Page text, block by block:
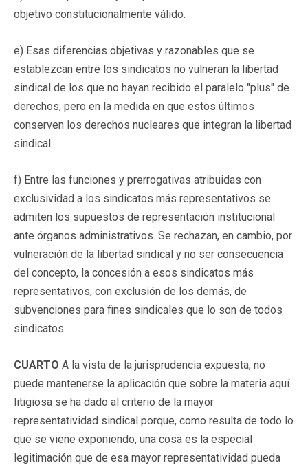
objetivo constitucionalmente válido.
e) Esas diferencias objetivas y razonables que se
establezcan entre los sindicatos no vulneran la libertad
sindical de los que no hayan recibido el paralelo "plus" de
derechos, pero en la medida en que estos últimos
conserven los derechos nucleares que integran la libertad
sindical.
f) Entre las funciones y prerrogativas atribuidas con
exclusividad a los sindicatos más representativos se
admiten los supuestos de representación institucional
ante órganos administrativos. Se rechazan, en cambio, por
vulneración de la libertad sindical y no ser consecuencia
del concepto, la concesión a esos sindicatos más
representativos, con exclusión de los demás, de
subvenciones para fines sindicales que lo son de todos
sindicatos.
CUARTO A la vista de la jurisprudencia expuesta, no
puede mantenerse la aplicación que sobre la materia aquí
litigiosa se ha dado al criterio de la mayor
representatividad sindical porque, como resulta de todo lo
que se viene exponiendo, una cosa es la especial
legitimación que de esa mayor representatividad pueda